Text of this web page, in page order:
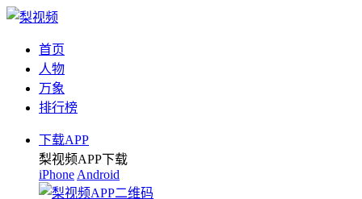
首页
人物
万象
排行榜
下载APP
梨视频APP下载
iPhone Android